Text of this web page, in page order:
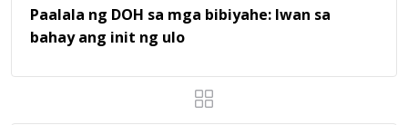
Paalala ng DOH sa mga bibiyahe: Iwan sa
bahay ang init ng ulo